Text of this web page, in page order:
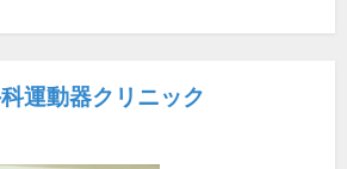
運動器クリニック